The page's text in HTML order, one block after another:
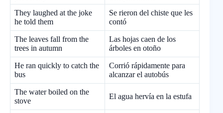
They laughed at the joke
he told them
Se rieron del chiste que les
contó
The leaves fall from the
trees in autumn
Las hojas caen de los
árboles en otoño
He ran quickly to catch the
bus
Corrió rápidamente para
alcanzar el autobús
The water boiled on the
stove
El agua hervía en la estufa